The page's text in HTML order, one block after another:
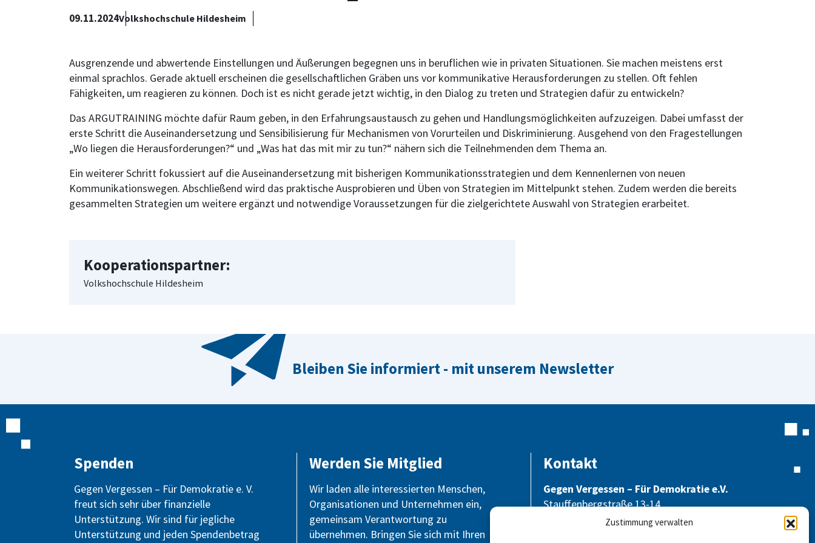
Zustimmung verwalten
09.11.2024Volkshochschule Hildesheim
Ausgrenzende und abwertende Einstellungen und Äußerungen begegnen uns in beruflichen wie in privaten Situationen. Sie machen meistens erst
einmal sprachlos. Gerade aktuell erscheinen die gesellschaftlichen Gräben uns vor kommunikative Herausforderungen zu stellen. Oft fehlen
Fähigkeiten, um reagieren zu können. Doch ist es nicht gerade jetzt wichtig, in den Dialog zu treten und Strategien dafür zu entwickeln?
Das ARGUTRAINING möchte dafür Raum geben, in den Erfahrungsaustausch zu gehen und Handlungsmöglichkeiten aufzuzeigen. Dabei umfasst der
erste Schritt die Auseinandersetzung und Sensibilisierung für Mechanismen von Vorurteilen und Diskriminierung. Ausgehend von den Fragestellungen
„Wo liegen die Herausforderungen?“ und „Was hat das mit mir zu tun?“ nähern sich die Teilnehmenden dem Thema an.
Ein weiterer Schritt fokussiert auf die Auseinandersetzung mit bisherigen Kommunikationsstrategien und dem Kennenlernen von neuen
Kommunikationswegen. Abschließend wird das praktische Ausprobieren und Üben von Strategien im Mittelpunkt stehen. Zudem werden die bereits
gesammelten Strategien um weitere ergänzt und notwendige Voraussetzungen für die zielgerichtete Auswahl von Strategien erarbeitet.
Kooperationspartner:
Volkshochschule Hildesheim
Bleiben Sie informiert - mit unserem Newsletter
Spenden
Gegen Vergessen – Für Demokratie e. V.
freut sich sehr über finanzielle
Unterstützung. Wir sind für jegliche
Unterstützung und jeden Spendenbetrag
Werden Sie Mitglied
Wir laden alle interessierten Menschen,
Organisationen und Unternehmen ein,
gemeinsam Verantwortung zu
übernehmen. Bringen Sie sich mit Ihren
Kontakt
Gegen Vergessen – Für Demokratie e.V.
Stauffenbergstraße 13-14